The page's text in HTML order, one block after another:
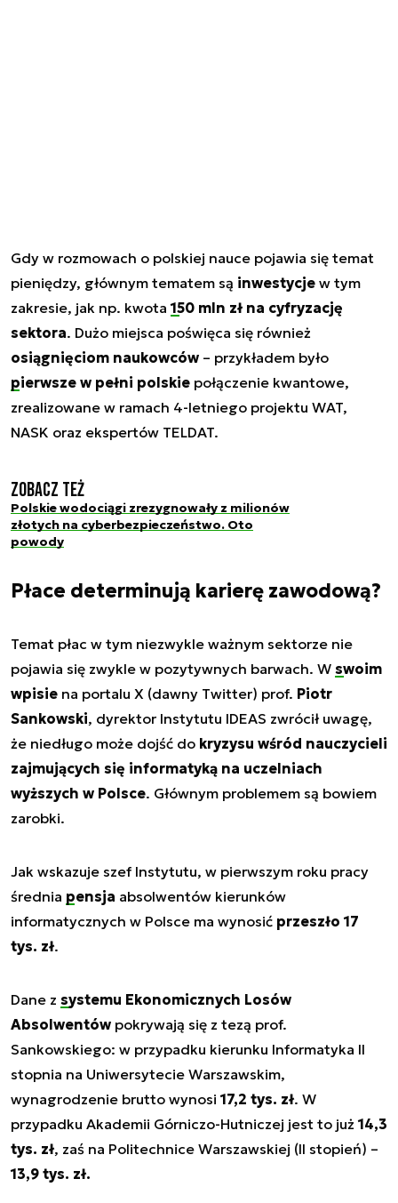
Gdy w rozmowach o polskiej nauce pojawia się temat
pieniędzy, głównym tematem są inwestycje w tym
zakresie, jak np. kwota 150 mln zł na cyfryzację
sektora. Dużo miejsca poświęca się również
osiągnięciom naukowców – przykładem było
pierwsze w pełni polskie połączenie kwantowe,
zrealizowane w ramach 4-letniego projektu WAT,
NASK oraz ekspertów TELDAT.
Zobacz też
Polskie wodociągi zrezygnowały z milionów
złotych na cyberbezpieczeństwo. Oto
powody
Płace determinują karierę zawodową?
Temat płac w tym niezwykle ważnym sektorze nie
pojawia się zwykle w pozytywnych barwach. W swoim
wpisie na portalu X (dawny Twitter) prof. Piotr
Sankowski, dyrektor Instytutu IDEAS zwrócił uwagę,
że niedługo może dojść do kryzysu wśród nauczycieli
zajmujących się informatyką na uczelniach
wyższych w Polsce. Głównym problemem są bowiem
zarobki.
Jak wskazuje szef Instytutu, w pierwszym roku pracy
średnia pensja absolwentów kierunków
informatycznych w Polsce ma wynosić przeszło 17
tys. zł.
Dane z systemu Ekonomicznych Losów
Absolwentów pokrywają się z tezą prof.
Sankowskiego: w przypadku kierunku Informatyka II
stopnia na Uniwersytecie Warszawskim,
wynagrodzenie brutto wynosi 17,2 tys. zł. W
przypadku Akademii Górniczo-Hutniczej jest to już 14,3
tys. zł, zaś na Politechnice Warszawskiej (II stopień) –
13,9 tys. zł.